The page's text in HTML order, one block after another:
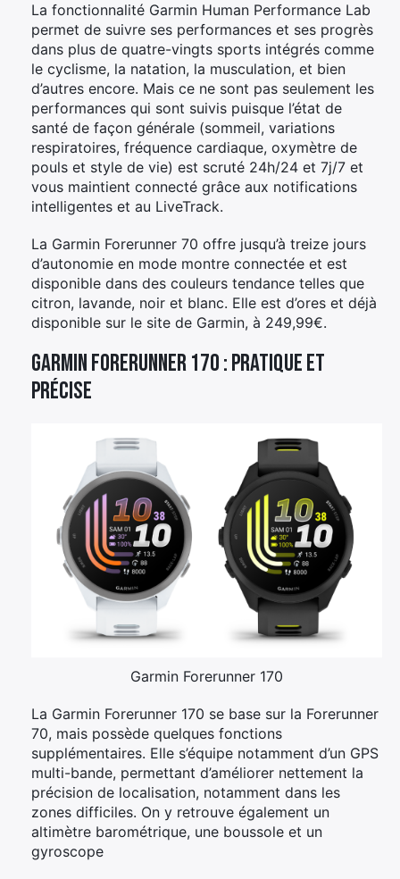
La fonctionnalité Garmin Human Performance Lab
permet de suivre ses performances et ses progrès
dans plus de quatre-vingts sports intégrés comme
le cyclisme, la natation, la musculation, et bien
d’autres encore. Mais ce ne sont pas seulement les
performances qui sont suivis puisque l’état de
santé de façon générale (sommeil, variations
respiratoires, fréquence cardiaque, oxymètre de
pouls et style de vie) est scruté 24h/24 et 7j/7 et
vous maintient connecté grâce aux notifications
intelligentes et au LiveTrack.
La Garmin Forerunner 70 offre jusqu’à treize jours
d’autonomie en mode montre connectée et est
disponible dans des couleurs tendance telles que
citron, lavande, noir et blanc. Elle est d’ores et déjà
disponible sur le site de Garmin, à 249,99€.
Garmin Forerunner 170 : pratique et
précise
Garmin Forerunner 170
La Garmin Forerunner 170 se base sur la Forerunner
70, mais possède quelques fonctions
supplémentaires. Elle s’équipe notamment d’un GPS
multi-bande, permettant d’améliorer nettement la
précision de localisation, notamment dans les
zones difficiles. On y retrouve également un
altimètre barométrique, une boussole et un
gyroscope